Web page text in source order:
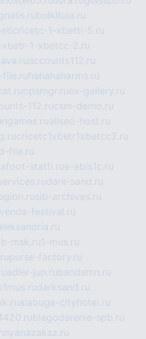
bulkitula.ru
1-xbetti-5.ru
1-xbetcc-2.ru
accounts112.ru
hahahaharms.ru
opsmgr.ruev-gallery.ru
112.rucsm-demo.ru
allseo-host.ru
cricetc1xbetr1xbetcc2.ru
file.ru
statti.rue-abis1c.ru
dark-sand.ru
sib-archives.ru
venda-festival.ru
msk.ru1-mus.ru
purse-factory.ru
adler-jun.rubandamn.ru
1mus.rudarksand.ru
alabuga-cityhotel.ru
blagodarenie-spb.ru